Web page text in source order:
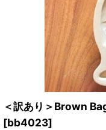
＜訳あり＞Brown
[bb4023]